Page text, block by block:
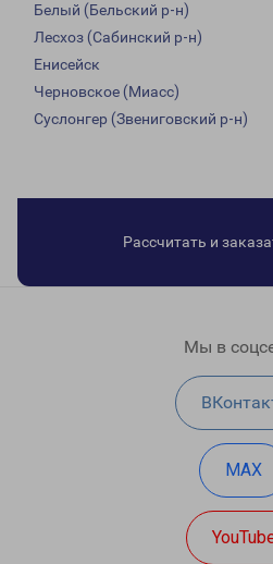
Белый (Бельский р-н)
Лесхоз (Сабинский р-н)
Енисейск
Черновское (Миасс)
Суслонгер (Звениговский р-н)
Рассчитать и
Мы в
MAX